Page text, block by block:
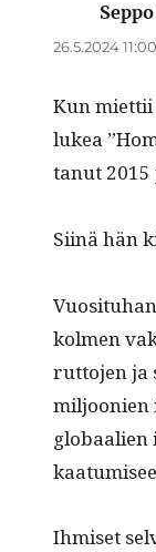
26.5.2024 11:00
Kun
lukea
tanut
Siinä hän
kol­men
rut­to­jen ja
miljoonien
Ihmiset